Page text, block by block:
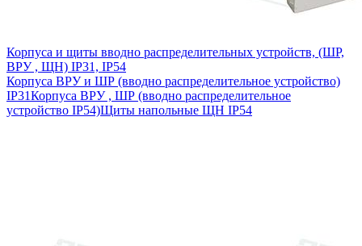
Корпуса и щиты вводно распределительных устройств, (ШР,
ВРУ , ЩН) IP31, IP54
Корпуса ВРУ и ШР (вводно распределительное устройство)
IP31Корпуса ВРУ , ШР (вводно распределительное
устройство IP54)Щиты напольные ЩН IP54